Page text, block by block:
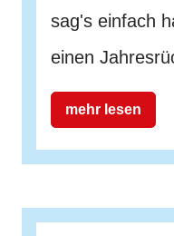
sag's einfach
einen
mehr lesen